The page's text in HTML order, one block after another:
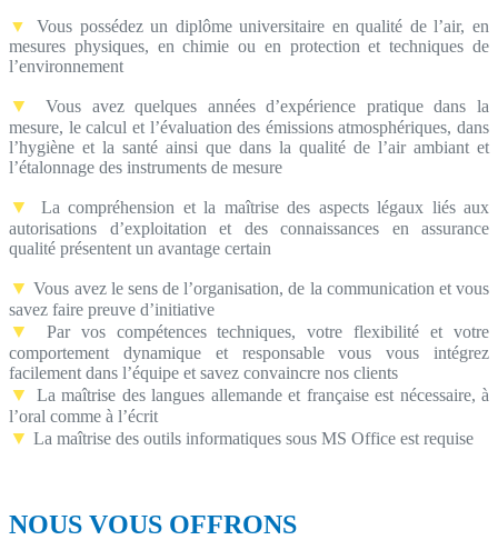
▼
Vous possédez un diplôme universitaire en qualité de l’air, en
mesures physiques, en chimie ou en protection et techniques de
l’environnement
▼
Vous avez quelques années d’expérience pratique dans la
mesure, le calcul et l’évaluation des émissions atmosphériques, dans
l’hygiène et la santé ainsi que dans la qualité de l’air ambiant et
l’étalonnage des instruments de mesure
▼
La compréhension et la maîtrise des aspects légaux liés aux
autorisations d’exploitation et des connaissances en assurance
qualité présentent un avantage certain
▼ Vous avez le sens de l’organisation, de la communication et vous
savez faire preuve d’initiative
▼
Par vos compétences techniques, votre flexibilité et votre
comportement dynamique et responsable vous vous intégrez
facilement dans l’équipe et savez convaincre nos clients
▼
La maîtrise des langues allemande et française est nécessaire, à
l’oral comme à l’écrit
▼ La maîtrise des outils informatiques sous MS Office est requise
NOUS VOUS OFFRONS